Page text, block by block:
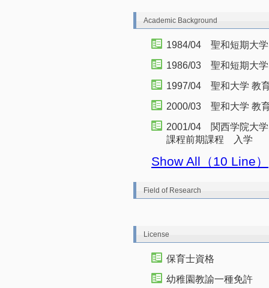
Academic Background
1984/04 聖和短期大
1986/03 聖和短期大
1997/04 聖和大学 教
2000/03 聖和大学 教
2001/04 関西学院大
課程前期課程 入学
Show All（10 Line）
Field of Research
License
保育士資格
幼稚園教諭一種免許